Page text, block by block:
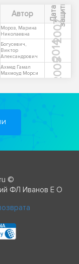
Автор Д
а
т
а
з
а
щ
и
ты
Мороз, Марина
Николаевна
2007
Богусевич,
Виктор
Александрович
2014
Ахмед Гамал
Махмоуд Морси
2005
©
ФЛ Иванов Е О